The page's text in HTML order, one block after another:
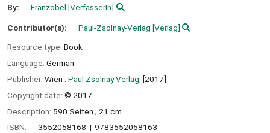
By: Franzobel [VerfasserIn]
Contributor(s): Paul-Zsolnay-Verlag [Verlag]
Resource type: Book
Language: German
Publisher: Wien : Paul Zsolnay Verlag, [2017]
Copyright date: © 2017
Description: 590 Seiten ; 21 cm
ISBN:
3552058168
9783552058163